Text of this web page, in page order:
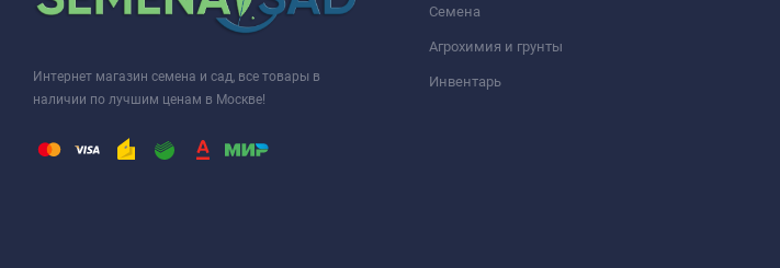
Интернет магазин семена и сад, все товары в
наличии по лучшим ценам в Москве!
Семена
Агрохимия и грунты
Инвентарь